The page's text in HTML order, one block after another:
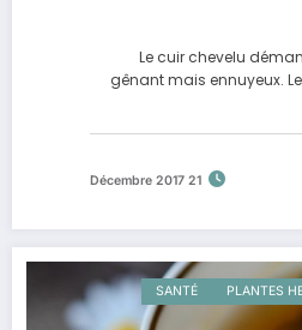
Le cuir chevelu
gênant mais ennuyeux.
21 Décembre 2017
PLANTES
SANTÉ